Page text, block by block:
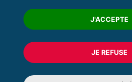
J'ACCEPTE
JE REFUSE
Formation
© 2020 FFFORCE Tous
Mentions